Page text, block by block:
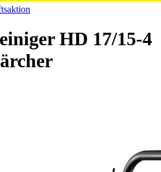
HD 17/15-4